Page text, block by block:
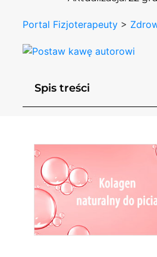
Portal Fizjoterapeuty >
Spis treści